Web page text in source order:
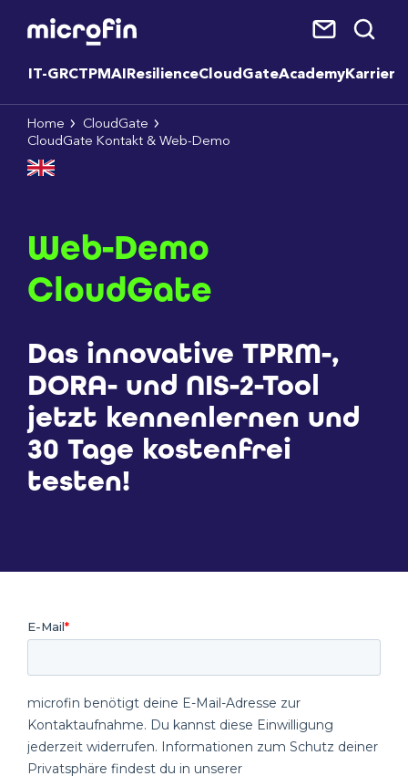
IT-GRCTPMAI ResilienceCloudGateAcademyKarriere
Home
CloudGate
CloudGate Kontakt & Web-Demo
Web-Demo
CloudGate
Das innovative TPRM-,
DORA- und NIS-2-Tool
jetzt kennenlernen und
30 Tage kostenfrei
testen!